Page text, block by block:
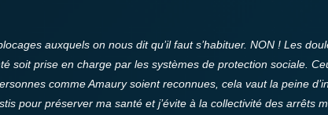
auxquels on nous dit qu’il faut s’habituer. NON ! Les
soit prise en charge par les systèmes de protection sociale.
comme Amaury soient reconnues, cela vaut la peine
pour préserver ma santé et j’évite à la collectivité des arrêts